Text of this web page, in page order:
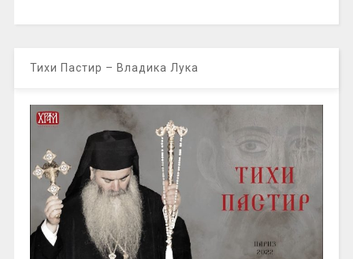
Тихи Пастир – Владика Лука